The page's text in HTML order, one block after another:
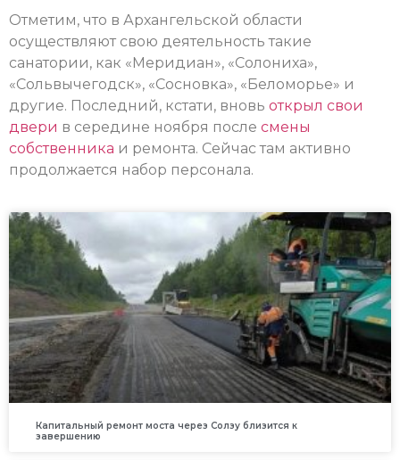
Отметим, что в Архангельской области
осуществляют свою деятельность такие
санатории, как «Меридиан», «Солониха»,
«Сольвычегодск», «Сосновка», «Беломорье» и
другие. Последний, кстати, вновь открыл свои
двери в середине ноября после смены
собственника и ремонта. Сейчас там активно
продолжается набор персонала.
Капитальный ремонт моста через Солзу близится к
завершению